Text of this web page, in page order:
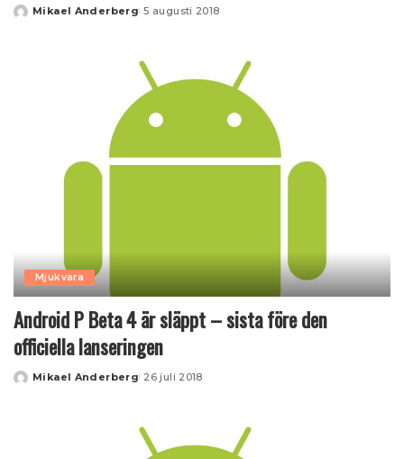
Posted
Mikael Anderberg 5 augusti 2018
Mjukvara
Android P Beta 4 är släppt – sista före den
officiella lanseringen
Posted
Mikael Anderberg 26 juli 2018